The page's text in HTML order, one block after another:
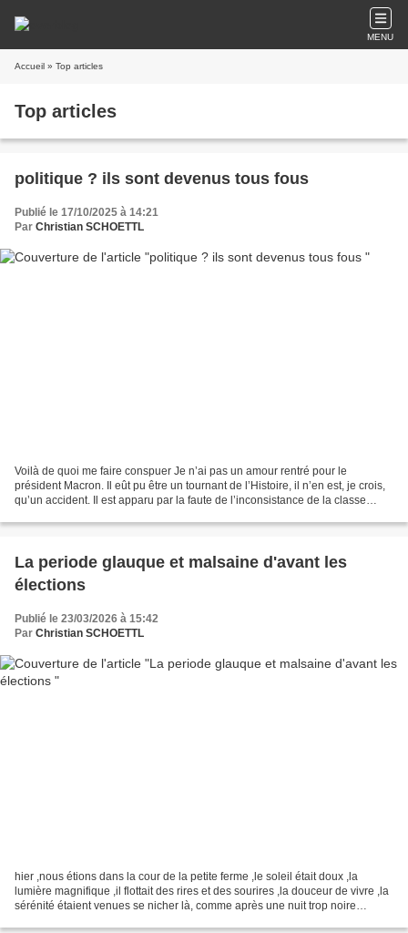
MENU
Accueil » Top articles
Top articles
politique ? ils sont devenus tous fous
Publié le 17/10/2025 à 14:21
Par Christian SCHOETTL
Voilà de quoi me faire conspuer Je n’ai pas un amour rentré pour le
président Macron. Il eût pu être un tournant de l’Histoire, il n’en est, je crois,
qu’un accident. Il est apparu par la faute de l’inconsistance de la classe
La periode glauque et malsaine d'avant les
élections
Publié le 23/03/2026 à 15:42
Par Christian SCHOETTL
hier ,nous étions dans la cour de la petite ferme ,le soleil était doux ,la
lumière magnifique ,il flottait des rires et des sourires ,la douceur de vivre ,la
sérénité étaient venues se nicher là, comme après une nuit trop noire